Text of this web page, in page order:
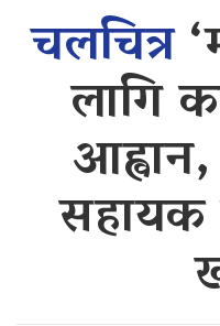
चलचित्र
लागि
सहायक